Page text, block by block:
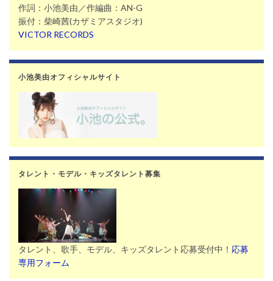
作詞：小池美由／作編曲：AN-G
振付：柴崎茜(カザミアスタジオ)
VICTOR RECORDS
小池美由オフィシャルサイト
タレント・モデル・キッズタレント募集
タレント、歌手、モデル、キッズタレント応募受付中！ 応募
専用フォーム